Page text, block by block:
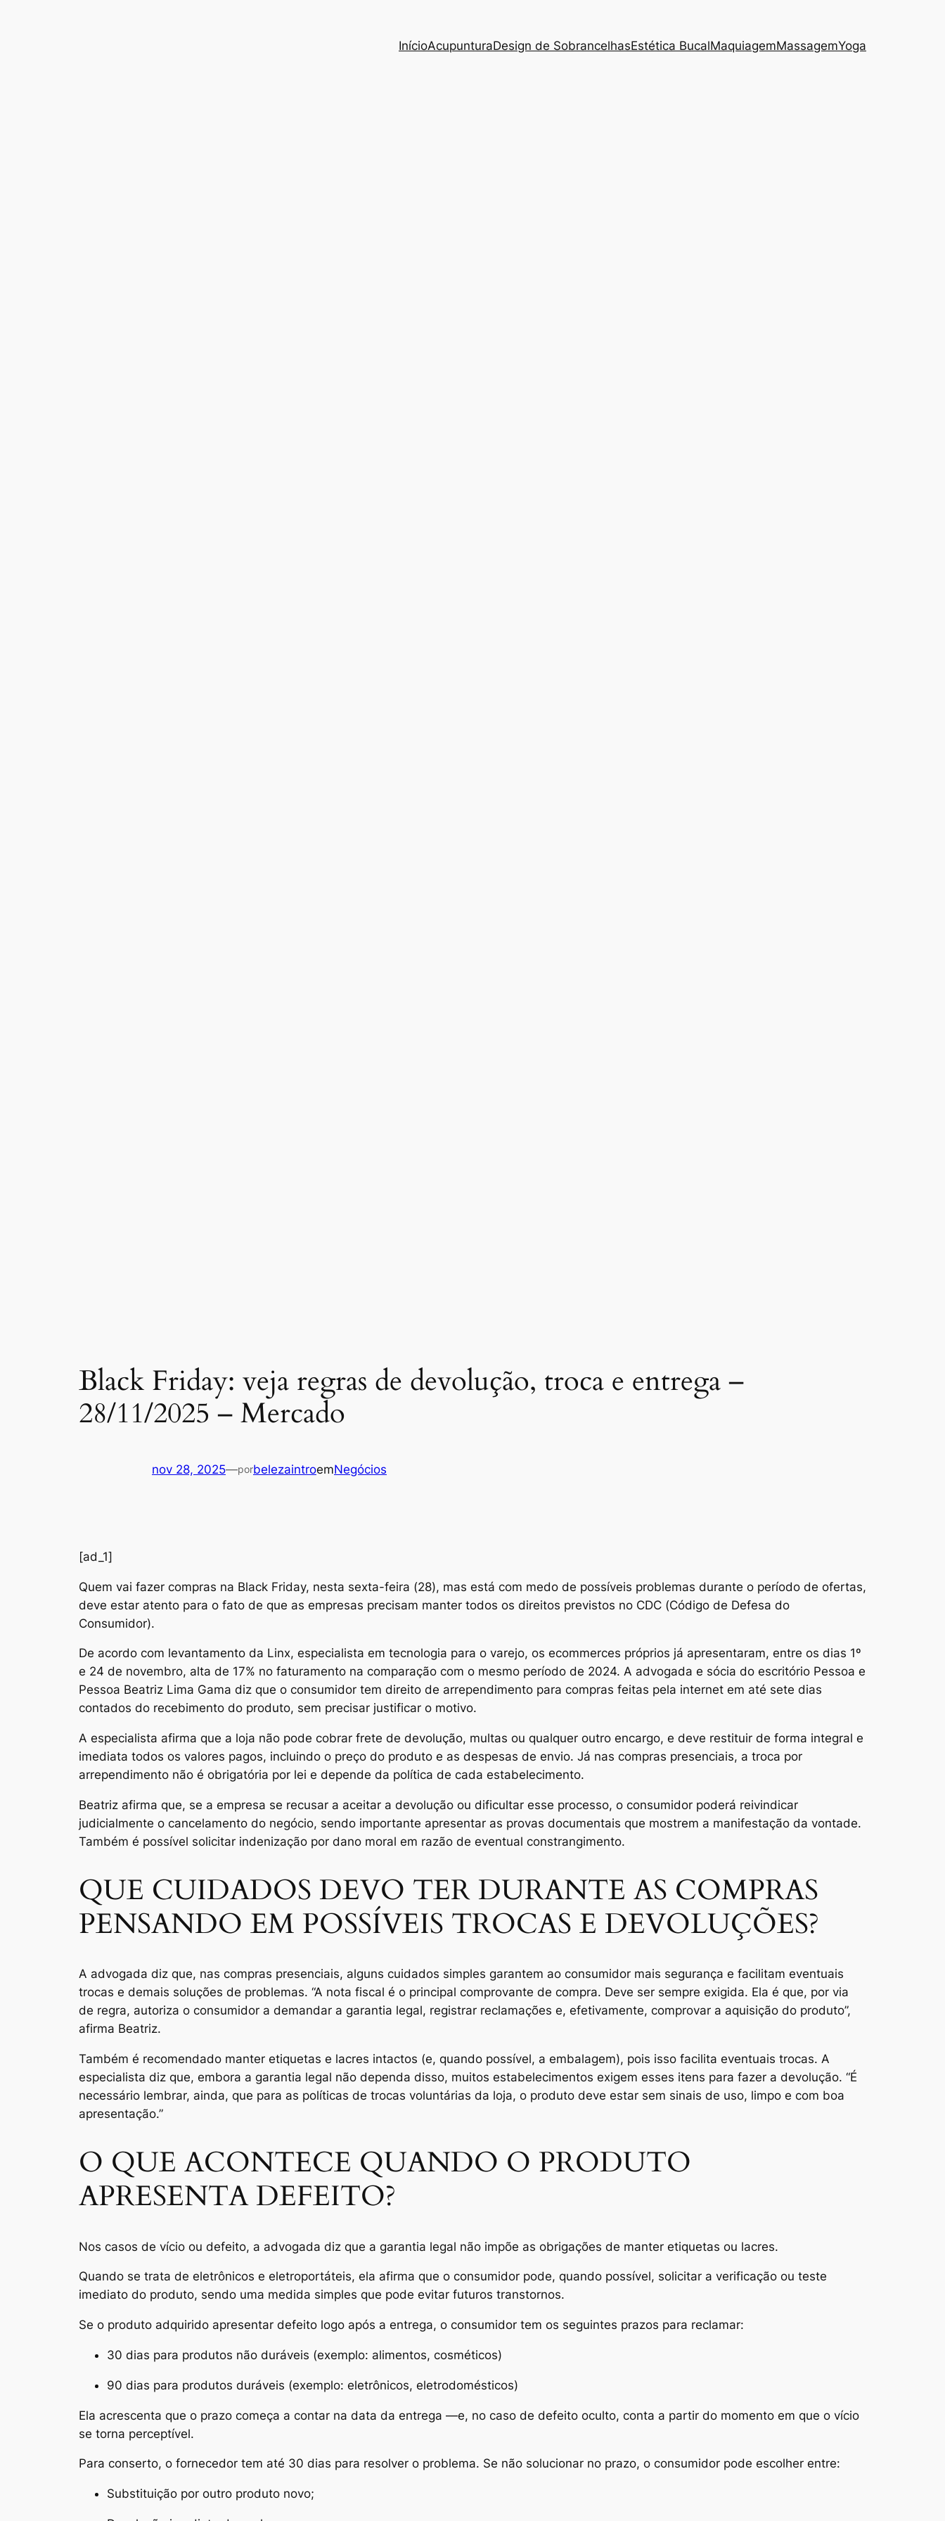
InícioAcupunturaDesign de SobrancelhasEstética BucalMaquiagemMassagemYoga
Black Friday: veja regras de devolução, troca e entrega –
28/11/2025 – Mercado
nov 28, 2025—porbelezaintroemNegócios
[ad_1]
Quem vai fazer compras na Black Friday, nesta sexta-feira (28), mas está com medo de possíveis problemas durante o período de ofertas,
deve estar atento para o fato de que as empresas precisam manter todos os direitos previstos no CDC (Código de Defesa do
Consumidor).
De acordo com levantamento da Linx, especialista em tecnologia para o varejo, os ecommerces próprios já apresentaram, entre os dias 1º
e 24 de novembro, alta de 17% no faturamento na comparação com o mesmo período de 2024. A advogada e sócia do escritório Pessoa e
Pessoa Beatriz Lima Gama diz que o consumidor tem direito de arrependimento para compras feitas pela internet em até sete dias
contados do recebimento do produto, sem precisar justificar o motivo.
A especialista afirma que a loja não pode cobrar frete de devolução, multas ou qualquer outro encargo, e deve restituir de forma integral e
imediata todos os valores pagos, incluindo o preço do produto e as despesas de envio. Já nas compras presenciais, a troca por
arrependimento não é obrigatória por lei e depende da política de cada estabelecimento.
Beatriz afirma que, se a empresa se recusar a aceitar a devolução ou dificultar esse processo, o consumidor poderá reivindicar
judicialmente o cancelamento do negócio, sendo importante apresentar as provas documentais que mostrem a manifestação da vontade.
Também é possível solicitar indenização por dano moral em razão de eventual constrangimento.
QUE CUIDADOS DEVO TER DURANTE AS COMPRAS
PENSANDO EM POSSÍVEIS TROCAS E DEVOLUÇÕES?
A advogada diz que, nas compras presenciais, alguns cuidados simples garantem ao consumidor mais segurança e facilitam eventuais
trocas e demais soluções de problemas. “A nota fiscal é o principal comprovante de compra. Deve ser sempre exigida. Ela é que, por via
de regra, autoriza o consumidor a demandar a garantia legal, registrar reclamações e, efetivamente, comprovar a aquisição do produto”,
afirma Beatriz.
Também é recomendado manter etiquetas e lacres intactos (e, quando possível, a embalagem), pois isso facilita eventuais trocas. A
especialista diz que, embora a garantia legal não dependa disso, muitos estabelecimentos exigem esses itens para fazer a devolução. “É
necessário lembrar, ainda, que para as políticas de trocas voluntárias da loja, o produto deve estar sem sinais de uso, limpo e com boa
apresentação.”
O QUE ACONTECE QUANDO O PRODUTO
APRESENTA DEFEITO?
Nos casos de vício ou defeito, a advogada diz que a garantia legal não impõe as obrigações de manter etiquetas ou lacres.
Quando se trata de eletrônicos e eletroportáteis, ela afirma que o consumidor pode, quando possível, solicitar a verificação ou teste
imediato do produto, sendo uma medida simples que pode evitar futuros transtornos.
Se o produto adquirido apresentar defeito logo após a entrega, o consumidor tem os seguintes prazos para reclamar:
30 dias para produtos não duráveis (exemplo: alimentos, cosméticos)
90 dias para produtos duráveis (exemplo: eletrônicos, eletrodomésticos)
Ela acrescenta que o prazo começa a contar na data da entrega —e, no caso de defeito oculto, conta a partir do momento em que o vício
se torna perceptível.
Para conserto, o fornecedor tem até 30 dias para resolver o problema. Se não solucionar no prazo, o consumidor pode escolher entre:
Substituição por outro produto novo;